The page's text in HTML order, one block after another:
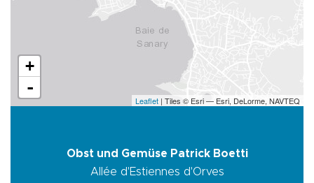
+
-
Leaflet | Tiles © Esri — Esri, DeLorme, NAVTEQ
Obst und Gemüse Patrick Boetti
Allée d'Estiennes d'Orves